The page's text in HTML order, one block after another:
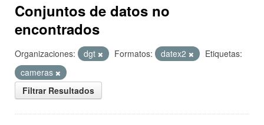
Conjuntos de datos no
encontrados
Organizaciones: dgt Formatos: datex2
Etiquetas:
cameras
Filtrar Resultados